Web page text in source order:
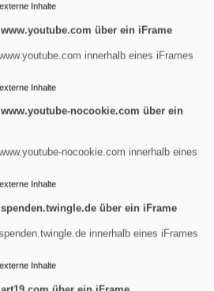
World Wide Web
Inhalte
über ein iFrame
innerhalb eines iFrames
Inhalte
nocookie.com über ein
nocookie.com innerhalb eines
Inhalte
über ein iFrame
innerhalb eines iFrames
Inhalte